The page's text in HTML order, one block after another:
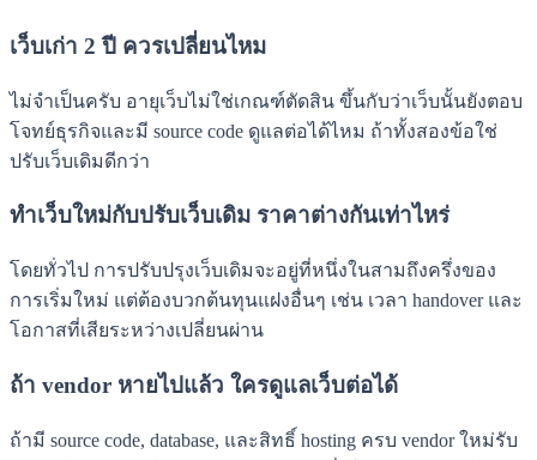
เว็บเก่า 2 ปี ควรเปลี่ยนไหม
ไม่จำเป็นครับ อายุเว็บไม่ใช่เกณฑ์ตัดสิน ขึ้นกับว่าเว็บนั้นยังตอบ
โจทย์ธุรกิจและมี source code ดูแลต่อได้ไหม ถ้าทั้งสองข้อใช่
ปรับเว็บเดิมดีกว่า
ทำเว็บใหม่กับปรับเว็บเดิม ราคาต่างกันเท่าไหร่
โดยทั่วไป การปรับปรุงเว็บเดิมจะอยู่ที่หนึ่งในสามถึงครึ่งของ
การเริ่มใหม่ แต่ต้องบวกต้นทุนแฝงอื่นๆ เช่น เวลา handover และ
โอกาสที่เสียระหว่างเปลี่ยนผ่าน
ถ้า vendor หายไปแล้ว ใครดูแลเว็บต่อได้
ถ้ามี source code, database, และสิทธิ์ hosting ครบ vendor ใหม่รับ